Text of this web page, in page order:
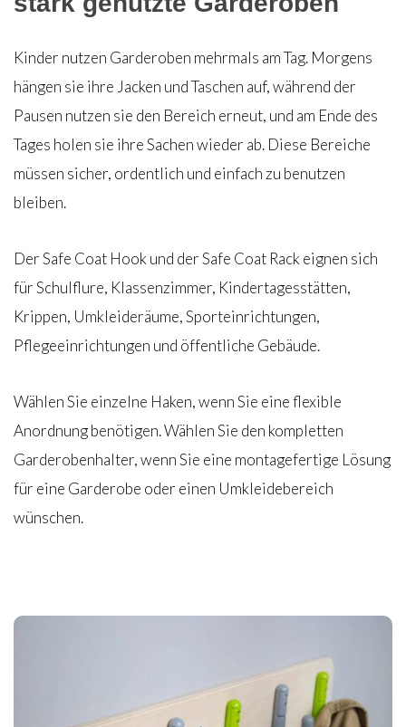
Kinder nutzen Garderoben mehrmals am Tag. Morgens
hängen sie ihre Jacken und Taschen auf, während der
Pausen nutzen sie den Bereich erneut, und am Ende des
Tages holen sie ihre Sachen wieder ab. Diese Bereiche
müssen sicher, ordentlich und einfach zu benutzen
bleiben.
Der Safe Coat Hook und der Safe Coat Rack eignen sich
für Schulflure, Klassenzimmer, Kindertagesstätten,
Krippen, Umkleideräume, Sporteinrichtungen,
Pflegeeinrichtungen und öffentliche Gebäude.
Wählen Sie einzelne Haken, wenn Sie eine flexible
Anordnung benötigen. Wählen Sie den kompletten
Garderobenhalter, wenn Sie eine montagefertige Lösung
für eine Garderobe oder einen Umkleidebereich
wünschen.